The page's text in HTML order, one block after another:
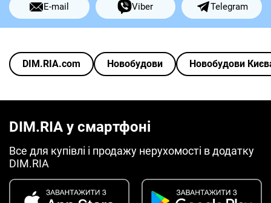
E-mail Viber Telegram
DIM.RIA.com Новобудови Новобудови
DIM.RIA у смартфоні
Все для купівлі і продажу нерухомості в додатку
DIM.RIA